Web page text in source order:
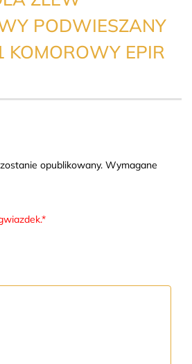
PODWIESZANY
KOMOROWY EPIR
opublikowany. Wymagane